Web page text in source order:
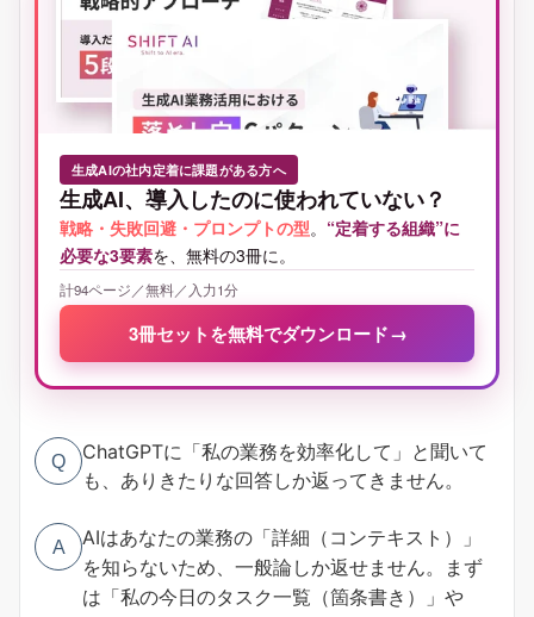
生成AIの社内定着に課題がある方へ
生成AI、導入したのに使われていない？
戦略・失敗回避・プロンプトの型。 “定着する組織”に
必要な3要素を、無料の3冊に。
計94ページ／無料／入力1分
3冊セットを無料でダウンロード →
Q
ChatGPTに「私の業務を効率化して」と聞いて
も、ありきたりな回答しか返ってきません。
A
AIはあなたの業務の「詳細（コンテキスト）」
を知らないため、一般論しか返せません。まず
は「私の今日のタスク一覧（箇条書き）」や